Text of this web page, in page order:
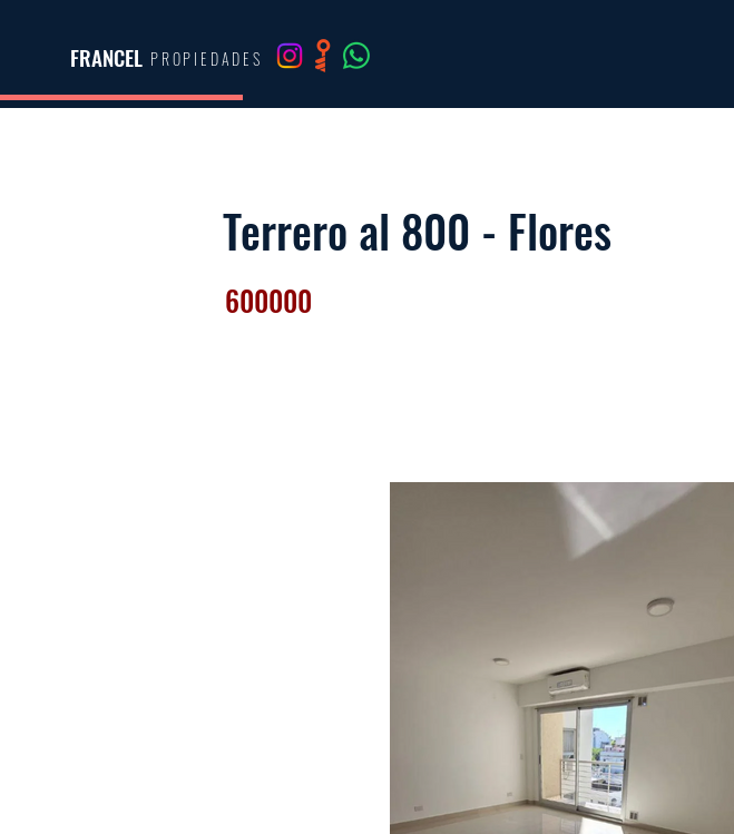
FRANCEL PROPIEDADES
Terrero al 800 - Flores
600000